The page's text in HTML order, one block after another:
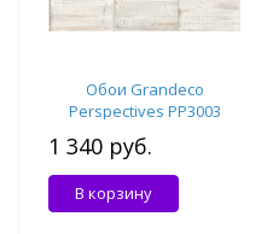
Обои Grandeco
Perspectives PP3003
1 340 руб.
В корзину